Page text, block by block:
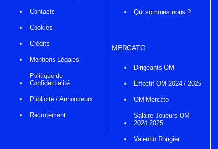
Contacts
Cookies
Crédits
Mentions Légales
Politique de
Confidentialité
Publicité / Annonceurs
Recrutement
Qui sommes nous ?
MERCATO
Dirigeants OM
Effectif OM 2024 / 2025
OM Mercato
Salaire Joueurs OM
2024 2025
Valentin Rongier